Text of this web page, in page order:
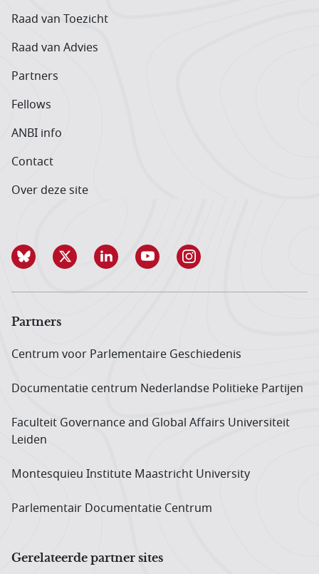
Raad van Toezicht
Raad van Advies
Partners
Fellows
ANBI info
Contact
Over deze site
Partners
Centrum voor Parlementaire Geschiedenis
Documentatie centrum Neder­landse Politieke Partijen
Faculteit Governance and Global Affairs Universiteit
Leiden
Montesquieu Institute Maastricht University
Parlementair Documentatie Centrum
Gerelateerde partner sites